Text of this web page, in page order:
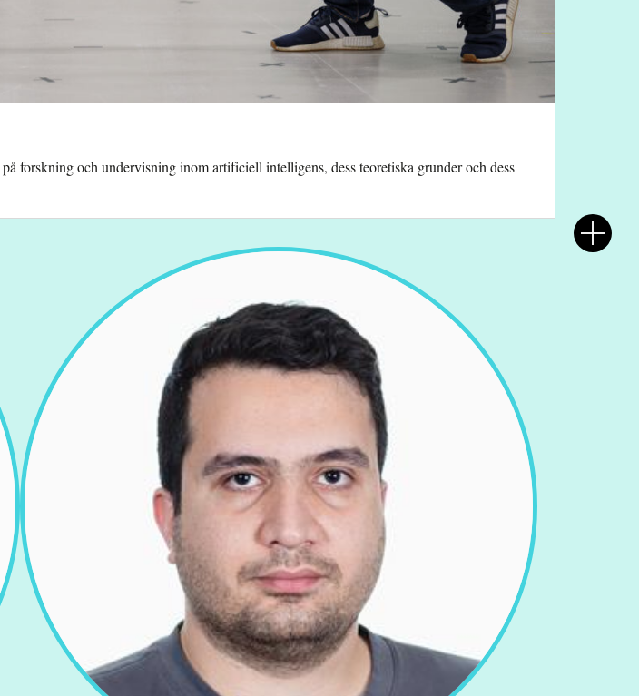
forskning och undervisning inom artificiell intelligens, dess teoretiska grunder och dess